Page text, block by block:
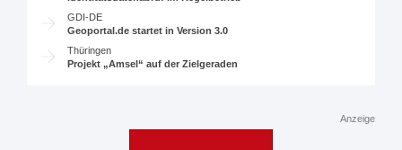
GDI-DE
Geoportal.de startet in Version 3.0
Thüringen
Projekt „Amsel“ auf der Zielgeraden
Anzeige